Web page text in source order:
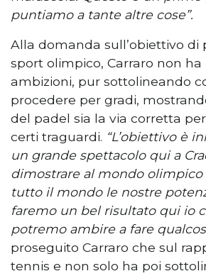
puntiamo a tante altre cose”.
Alla domanda sull’obiettivo di
sport olimpico, Carraro non ha
ambizioni, pur sottolineando
procedere per gradi,
del padel sia la via corretta
certi traguardi. “L’obiettivo è
un grande spettacolo qui a
dimostrare al mondo
tutto il mondo le nostre
faremo un bel risultato qui io
potremo ambire a fare
proseguito Carraro che sul
tennis e non solo ha poi